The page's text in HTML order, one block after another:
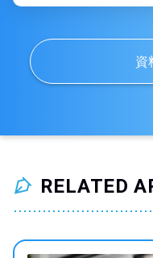
資
RELATED